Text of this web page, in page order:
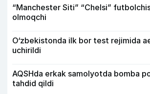
“Manchester Siti” “Chelsi”
olmoqchi
O‘zbekistonda ilk bor test rejimida
uchirildi
AQSHda erkak samolyotda bomba
tahdid qildi